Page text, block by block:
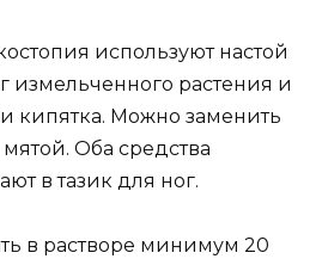
используют настой
измельченного растения и
кипятка. Можно заменить
Оба средства
в тазик для ног.
в растворе минимум 20